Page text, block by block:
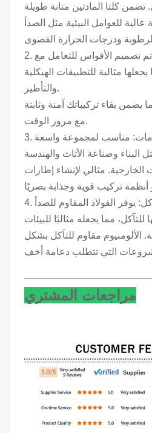
كلتا المادتين متانة طويلة
عالية للعوامل البيئية مثل الصدأ
2. قدرة تحمل قوية: تم تصميم الأقواس للتعامل مع
يجعلها مثالية للتطبيقات الهيكلية
والتأطير.
يضمن بقاء تركيباتك آمنة وثابتة
مع مرور الوقت.
3. تطبيق متعدد الاستخدامات: مناسب لمجموعة واسعة
البناء وصناعة الأثاث والهندسة
الخارجية. مثالي لإنشاء إطارات
4. مقاومة الطقس والتآكل: يوفر الفولاذ المقاوم للصدأ
للتآكل، مما يجعله مثاليًا للبيئات
الألومنيوم مقاوم للتآكل بشكل
مراجعات المشتري